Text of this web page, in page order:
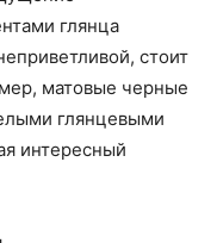
глянца
стоит
матовые черные
глянцевыми
интересный